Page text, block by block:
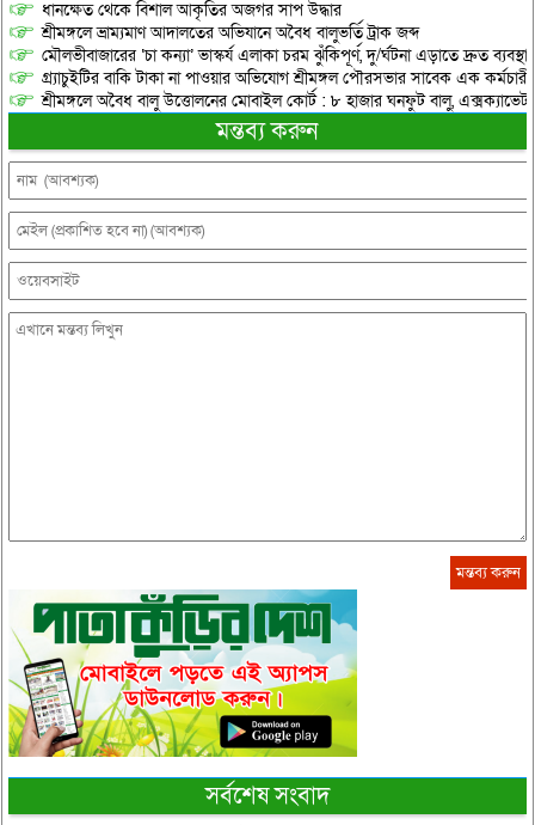
ধানক্ষেত থেকে বিশাল আকৃতির অজগর সাপ উদ্ধার
শ্রীমঙ্গলে ভ্রাম্যমাণ আদালতের অভিযানে অবৈধ বালুভর্তি ট্রাক জব্দ
মৌলভীবাজারের ‘চা কন্যা’ ভাস্কর্য এলাকা চরম ঝুঁকিপূর্ণ, দু/র্ঘটনা এড়াতে দ্রুত ব্যবস্থা
গ্র্যাচুইটির বাকি টাকা না পাওয়ার অভিযোগ শ্রীমঙ্গল পৌরসভার সাবেক এক
শ্রীমঙ্গলে অবৈধ বালু উত্তোলনের মোবাইল কোর্ট : ৮ হাজার ঘনফুট বালু,
মন্তব্য করুন
সর্বশেষ সংবাদ